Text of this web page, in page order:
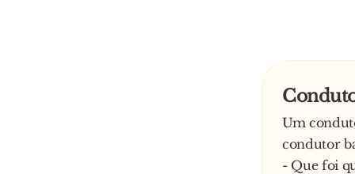
Um
condutor
- Que foi